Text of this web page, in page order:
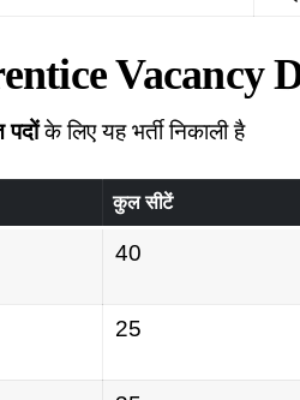
Vacancy
पदोंके लिए यह भर्ती निकाली है
कुल सीटें
40
25